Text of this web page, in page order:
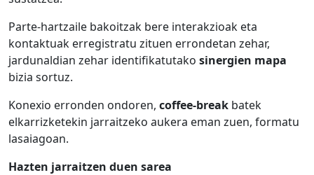
Parte-hartzaile bakoitzak bere interakzioak eta
kontaktuak erregistratu zituen errondetan zehar,
jardunaldian zehar identifikatutako sinergien mapa
bizia sortuz.
Konexio erronden ondoren, coffee-break batek
elkarrizketekin jarraitzeko aukera eman zuen, formatu
lasaiagoan.
Hazten jarraitzen duen sarea